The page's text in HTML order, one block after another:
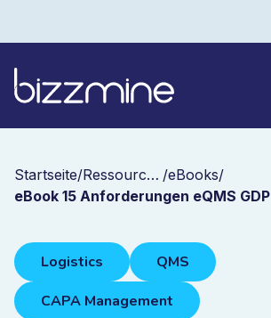
Startseite/ Ressourcen /eBooks/
eBook 15 Anforderungen eQMS GDP
Logistics
QMS
CAPA Management